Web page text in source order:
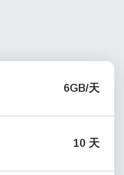
6GB/天
10 天